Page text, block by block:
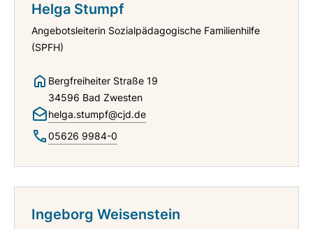
Helga Stumpf
Angebotsleiterin Sozialpädagogische Familienhilfe
(SPFH)
Bergfreiheiter Straße 19
34596 Bad Zwesten
helga.stumpf@cjd.de
05626 9984-0
Ingeborg Weisenstein